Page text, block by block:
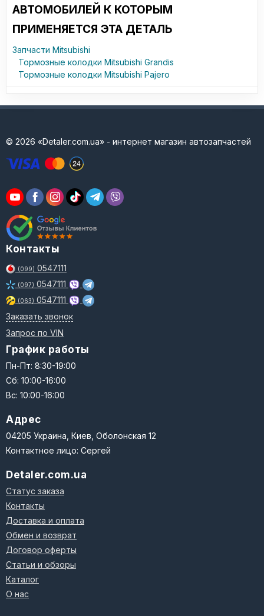
АВТОМОБИЛЕЙ К КОТОРЫМ
ПРИМЕНЯЕТСЯ ЭТА ДЕТАЛЬ
Запчасти Mitsubishi
Тормозные колодки Mitsubishi Grandis
Тормозные колодки Mitsubishi Pajero
© 2026 «Detaler.com.ua» - интернет магазин автозапчастей
Контакты
(099) 0547111
(097) 0547111
(063) 0547111
Заказать звонок
Запрос по VIN
График работы
Пн-Пт: 8:30-19:00
Сб: 10:00-16:00
Вс: 10:00-16:00
Адрес
04205 Украина, Киев, Оболонская 12
Контактное лицо: Сергей
Detaler.com.ua
Статус заказа
Контакты
Доставка и оплата
Обмен и возврат
Договор оферты
Статьи и обзоры
Каталог
О нас